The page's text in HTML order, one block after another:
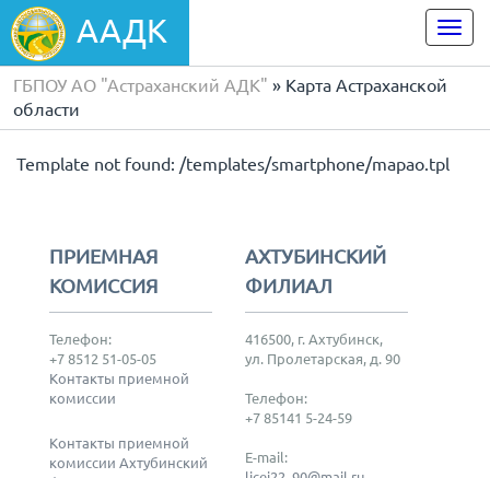
ААДК
ГБПОУ АО "Астраханский АДК" » Карта Астраханской
области
Template not found: /templates/smartphone/mapao.tpl
ПРИЕМНАЯ
КОМИССИЯ
Телефон:
+7 8512 51-05-05
Контакты приемной
комиссии
Контакты приемной
комиссии Ахтубинский
АХТУБИНСКИЙ
ФИЛИАЛ
416500, г. Ахтубинск,
ул. Пролетарская, д. 90
Телефон:
+7 85141 5-24-59
E-mail: